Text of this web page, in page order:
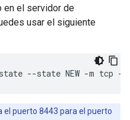
en el servidor de
usar el siguiente
--state NEW -m tcp -
el puerto 8443 para el puerto